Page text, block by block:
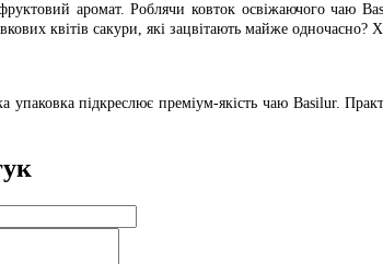
аромат. Роблячи ковток освіжаючого чаю
квітів сакури, які зацвітають майже
упаковка підкреслює преміум-якість чаю Basilur.